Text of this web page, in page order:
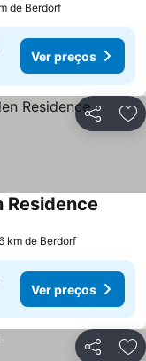
de Berdorf
Ver preços
Partilhar
Residence
km de Berdorf
Ver preços
Partilhar